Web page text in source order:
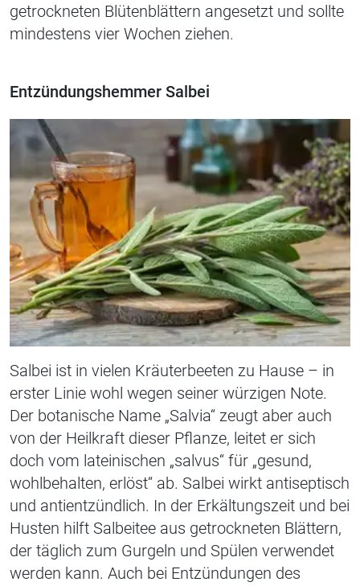
getrockneten Blütenblättern angesetzt und sollte
mindestens vier Wochen ziehen.
Entzündungshemmer Salbei
Salbei ist in vielen Kräuterbeeten zu Hause – in
erster Linie wohl wegen seiner würzigen Note.
Der botanische Name „Salvia“ zeugt aber auch
von der Heilkraft dieser Pflanze, leitet er sich
doch vom lateinischen „salvus“ für „gesund,
wohlbehalten, erlöst“ ab. Salbei wirkt antiseptisch
und antientzündlich. In der Erkältungszeit und bei
Husten hilft Salbeitee aus getrockneten Blättern,
der täglich zum Gurgeln und Spülen verwendet
werden kann. Auch bei Entzündungen des